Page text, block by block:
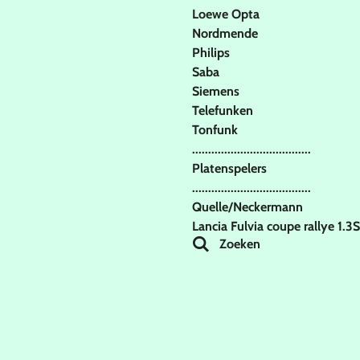
Loewe Opta
Nordmende
Philips
Saba
Siemens
Telefunken
Tonfunk
.....................................
Platenspelers
.....................................
Quelle/Neckermann
Lancia Fulvia coupe rallye 1.3S
Zoeken